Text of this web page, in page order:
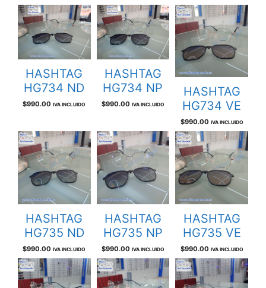
HASHTAG
HG734 ND
$990.00 IVA INCLUIDO
HASHTAG
HG734 NP
$990.00 IVA INCLUIDO
HASHTAG
HG734 VE
$990.00 IVA INCLUIDO
HASHTAG
HG735 ND
$990.00 IVA INCLUIDO
HASHTAG
HG735 NP
$990.00 IVA INCLUIDO
HASHTAG
HG735 VE
$990.00 IVA INCLUIDO